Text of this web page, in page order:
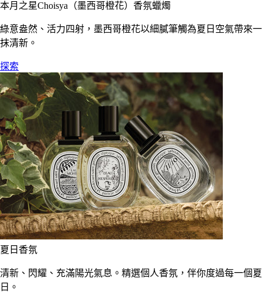
本月之星Choisya（墨西哥橙花）香氛蠟燭
綠意盎然、活力四射，墨西哥橙花以細膩筆觸為夏日空氣帶來一
抹清新。
探索
夏日香氛
清新、閃耀、充滿陽光氣息。精選個人香氛，伴你度過每一個夏
日。